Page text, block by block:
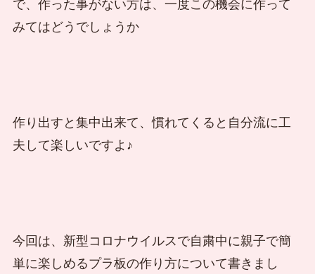
で、作った事がない方は、一度この機会に作って
みてはどうでしょうか
作り出すと集中出来て、慣れてくると自分流に工
夫して楽しいですよ♪
今回は、新型コロナウイルスで自粛中に親子で簡
単に楽しめるプラ板の作り方について書きまし